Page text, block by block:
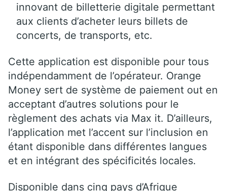
innovant de billetterie digitale permettant
aux clients d’acheter leurs billets de
concerts, de transports, etc.
Cette application est disponible pour tous
indépendamment de l’opérateur. Orange
Money sert de système de paiement out en
acceptant d’autres solutions pour le
règlement des achats via Max it. D’ailleurs,
l’application met l’accent sur l’inclusion en
étant disponible dans différentes langues
et en intégrant des spécificités locales.
Disponible dans cinq pays d’Afrique